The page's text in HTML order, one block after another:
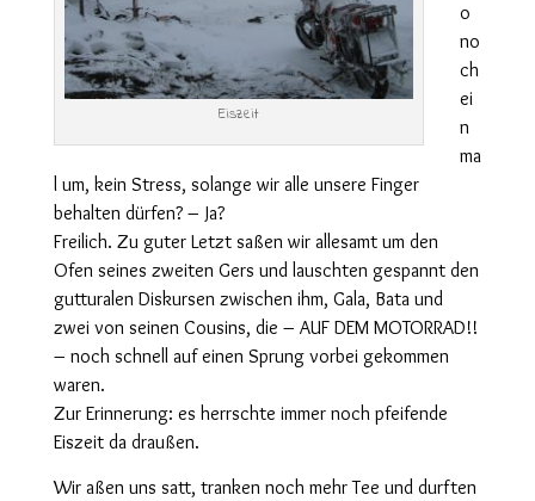
Eiszeit
o
no
ch
ei
n
ma
l um, kein Stress, solange wir alle unsere Finger
behalten dürfen? – Ja?
Freilich. Zu guter Letzt saßen wir allesamt um den
Ofen seines zweiten Gers und lauschten gespannt den
gutturalen Diskursen zwischen ihm, Gala, Bata und
zwei von seinen Cousins, die – AUF DEM MOTORRAD!!
– noch schnell auf einen Sprung vorbei gekommen
waren.
Zur Erinnerung: es herrschte immer noch pfeifende
Eiszeit da draußen.
Wir aßen uns satt, tranken noch mehr Tee und durften